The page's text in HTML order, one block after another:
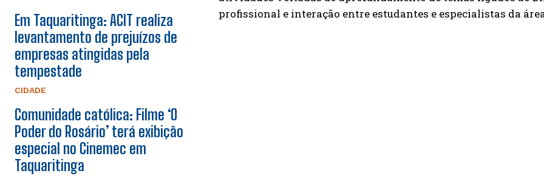
Em Taquaritinga: ACIT realiza
levantamento de prejuízos de
empresas atingidas pela
tempestade
CIDADE
Comunidade católica: Filme ‘O
Poder do Rosário’ terá exibição
especial no Cinemec em
Taquaritinga
profissional e interação entre estudantes e especialistas da